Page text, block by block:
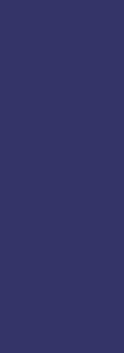
öppnas